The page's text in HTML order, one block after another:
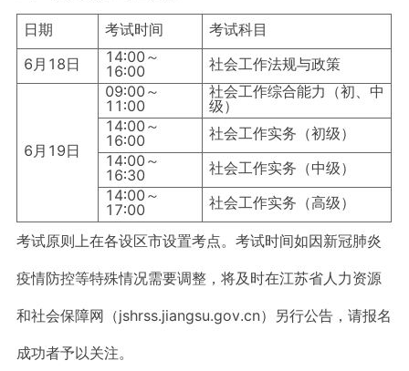
日期 考试时间
考试科目
6月18日
14∶00～
16∶00
社会工作法规与政策
6月19日
09∶00～
11∶00
社会工作综合能力（初、中
级）
14∶00～
16∶00
社会工作实务（初级）
14∶00～
16∶30
社会工作实务（中级）
14∶00～
17∶00
社会工作实务（高级）
考试原则上在各设区市设置考点。考试时间如因新冠肺炎
疫情防控等特殊情况需要调整，将及时在江苏省人力资源
和社会保障网（jshrss.jiangsu.gov.cn）另行公告，请报名
成功者予以关注。